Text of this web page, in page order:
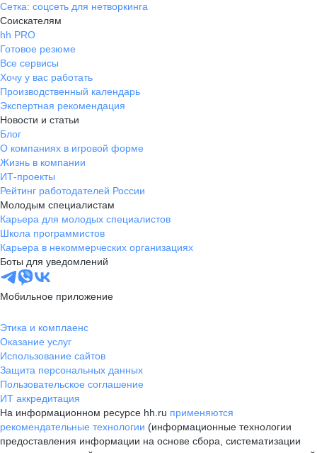
Сетка: соцсеть для нетворкинга
Соискателям
hh PRO
Готовое резюме
Все сервисы
Хочу у вас работать
Производственный календарь
Экспертная рекомендация
Новости и статьи
Блог
О компаниях в игровой форме
Жизнь в компании
ИТ-проекты
Рейтинг работодателей России
Молодым специалистам
Карьера для молодых специалистов
Школа программистов
Карьера в некоммерческих организациях
Боты для уведомлений
Мобильное приложение
Этика и комплаенс
Оказание услуг
Использование сайтов
Защита персональных данных
Пользовательское соглашение
ИТ аккредитация
На информационном ресурсе hh.ru применяются
рекомендательные технологии (информационные технологии
предоставления информации на основе сбора, систематизации